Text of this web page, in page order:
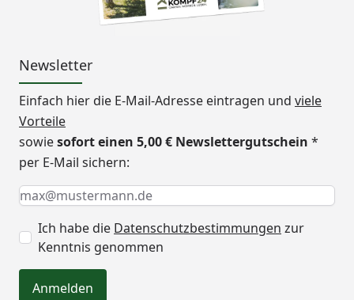
Newsletter
Einfach hier die E-Mail-Adresse eintragen und viele
Vorteile
sowiesofort einen 5,00 € Newslettergutschein *
per E-Mail sichern:
Keine Eingabe erforderlich
Eingabe erforderlich
E-Mail *
Ich habe die Datenschutzbestimmungen zur
Kenntnis genommen
Anmelden